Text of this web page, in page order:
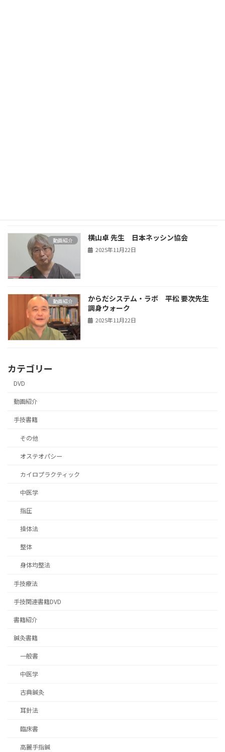
動画紹介 横山卓 先生 日本ネッシン協会
2025年11月22日
動画紹介
からだシステム・ラボ 平松 要次先生
調身ウォーク
2025年11月22日
カテゴリー
DVD
動画紹介
手技書籍
その他
オステオパシー
カイロプラクティック
中医学
指圧
操体法
整体
身体均整法
手技療法
手技関連書籍DVD
書籍紹介
鍼灸書籍
一般書
中医学
古典鍼灸
耳針法
臨床書
高麗手指鍼